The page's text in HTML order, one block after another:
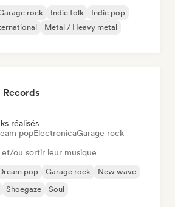
rock Indie folk
Indie pop
Metal / Heavy metal
Records
réalisés
popElectronicaGarage rock
et/ou sortir leur musique
pop Garage rock
New wave
Shoegaze Soul